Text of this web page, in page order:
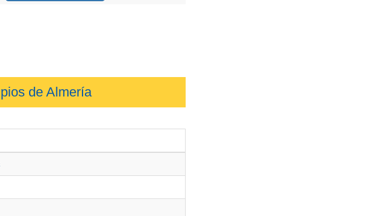
de Almería